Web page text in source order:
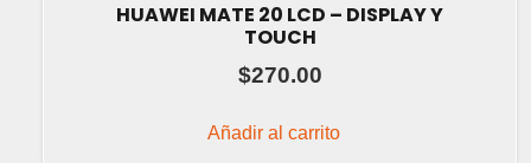
HUAWEI MATE 20 LCD – DISPLAY Y
TOUCH
$270.00
Añadir al carrito